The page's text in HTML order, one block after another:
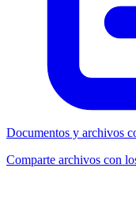
Documentos y archivos
Comparte archivos con